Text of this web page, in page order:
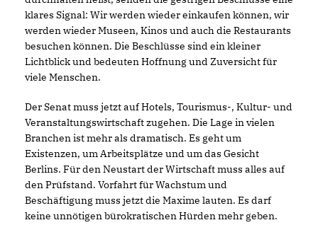
klares Signal: Wir werden wieder einkaufen können, wir
werden wieder Museen, Kinos und auch die Restaurants
besuchen können. Die Beschlüsse sind ein kleiner
Lichtblick und bedeuten Hoffnung und Zuversicht für
viele Menschen.
Der Senat muss jetzt auf Hotels, Tourismus-, Kultur- und
Veranstaltungswirtschaft zugehen. Die Lage in vielen
Branchen ist mehr als dramatisch. Es geht um
Existenzen, um Arbeitsplätze und um das Gesicht
Berlins. Für den Neustart der Wirtschaft muss alles auf
den Prüfstand. Vorfahrt für Wachstum und
Beschäftigung muss jetzt die Maxime lauten. Es darf
keine unnötigen bürokratischen Hürden mehr geben.